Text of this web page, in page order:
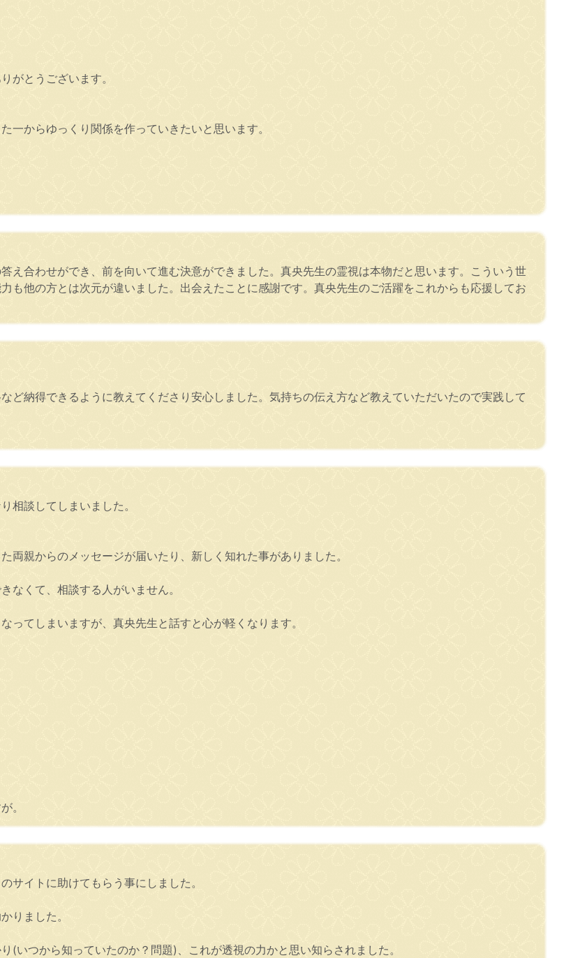
がとうございます。
一からゆっくり関係を作っていきたいと思います。
え合わせができ、前を向いて進む決意ができました。真央先生の霊視は本物だと思います。こういう世
も他の方とは次元が違いました。出会えたことに感謝です。真央先生のご活躍をこれからも応援してお
ど納得できるように教えてくださり安心しました。気持ちの伝え方など教えていただいたので実践して
相談してしまいました。
両親からのメッセージが届いたり、新しく知れた事がありました。
なくて、相談する人がいません。
ってしまいますが、真央先生と話すと心が軽くなります。
。
サイトに助けてもらう事にしました。
りました。
(いつから知っていたのか？問題)、これが透視の力かと思い知らされました。